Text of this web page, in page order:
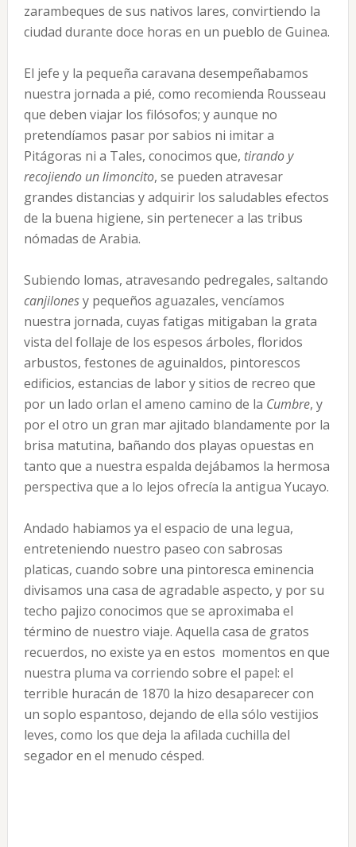
zarambeques de sus nativos lares, convirtiendo la
ciudad durante doce horas en un pueblo de Guinea.
El jefe y la pequeña caravana desempeñabamos
nuestra jornada a pié, como recomienda Rousseau
que deben viajar los filósofos; y aunque no
pretendíamos pasar por sabios ni imitar a
Pitágoras ni a Tales, conocimos que, tirando y
recojiendo un limoncito, se pueden atravesar
grandes distancias y adquirir los saludables efectos
de la buena higiene, sin pertenecer a las tribus
nómadas de Arabia.
Subiendo lomas, atravesando pedregales, saltando
canjilonesy pequeños aguazales, vencíamos
nuestra jornada, cuyas fatigas mitigaban la grata
vista del follaje de los espesos árboles, floridos
arbustos, festones de aguinaldos, pintorescos
edificios, estancias de labor y sitios de recreo que
por un lado orlan el ameno camino de la Cumbre, y
por el otro un gran mar ajitado blandamente por la
brisa matutina, bañando dos playas opuestas en
tanto que a nuestra espalda dejábamos la hermosa
perspectiva que a lo lejos ofrecía la antigua Yucayo.
Andado habiamos ya el espacio de una legua,
entreteniendo nuestro paseo con sabrosas
platicas, cuando sobre una pintoresca eminencia
divisamos una casa de agradable aspecto, y por su
techo pajizo conocimos que se aproximaba el
término de nuestro viaje. Aquella casa de gratos
recuerdos, no existe ya en estos momentos en que
nuestra pluma va corriendo sobre el papel: el
terrible huracán de 1870 la hizo desaparecer con
un soplo espantoso, dejando de ella sólo vestijios
leves, como los que deja la afilada cuchilla del
segador en el menudo césped.